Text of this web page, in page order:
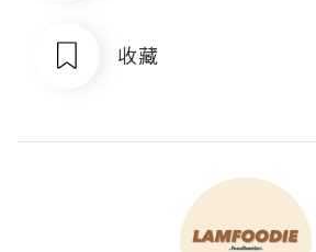
收藏